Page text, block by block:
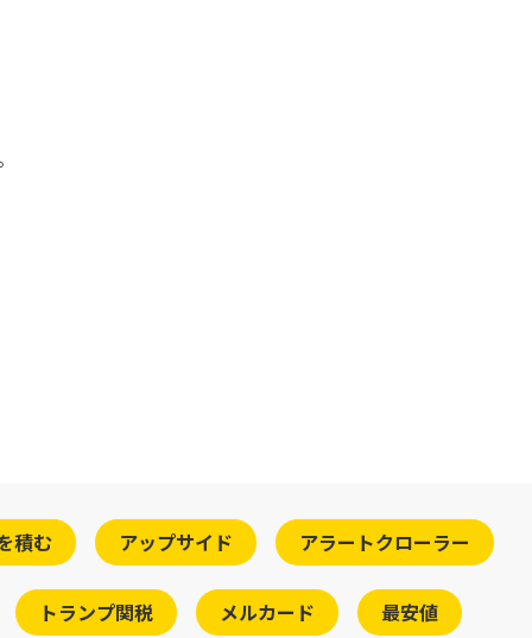
積む アップサイド アラートクローラー
トランプ関税 メルカード 最安値